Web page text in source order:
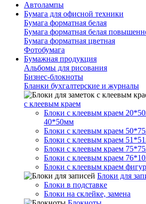
Автолампы
Бумага для офисной техники
Бумага форматная белая
Бумага форматная белая
Бумага форматная цветная
Фотобумага
Бумажная продукция
Альбомы для рисования
Бизнес-блокноты
Бланки бухгалтерские и журналы
с клеевым краем
Блоки с клеевым краем
40*50мм
Блоки с клеевым краем
Блоки с клеевым краем
Блоки с клеевым краем
Блоки с клеевым краем
Блоки с клеевым краем
Блоки для
Блоки в подставке
Блоки на склейке, замена